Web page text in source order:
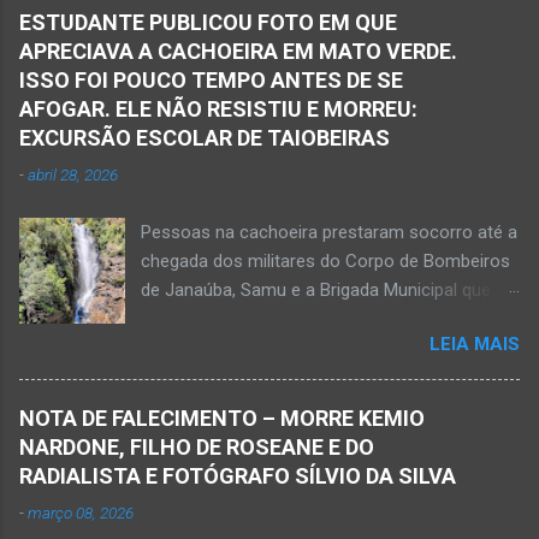
ESTUDANTE PUBLICOU FOTO EM QUE
APRECIAVA A CACHOEIRA EM MATO VERDE.
ISSO FOI POUCO TEMPO ANTES DE SE
AFOGAR. ELE NÃO RESISTIU E MORREU:
EXCURSÃO ESCOLAR DE TAIOBEIRAS
-abril 28, 2026
Pessoas na cachoeira prestaram socorro até a
chegada dos militares do Corpo de Bombeiros
de Janaúba, Samu e a Brigada Municipal que
resistiu e foi a óbito Foto álbum pessoal Kauan
Pereira Alves publicou em sua rede social a
foto em que apreciava a Cachoeira Maria Rosa,
em Mato Verde, pouco tempo antes de se
afogar e depois vir a óbito nesta terça-feira, dia
LEIA MAIS
NOTA DE FALECIMENTO – MORRE KEMIO
NARDONE, FILHO DE ROSEANE E DO
RADIALISTA E FOTÓGRAFO SÍLVIO DA SILVA
-março 08, 2026